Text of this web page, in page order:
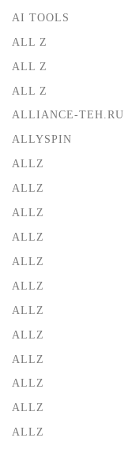
AI TOOLS
ALL Z
ALL Z
ALL Z
ALLIANCE-TEH.RU
ALLYSPIN
ALLZ
ALLZ
ALLZ
ALLZ
ALLZ
ALLZ
ALLZ
ALLZ
ALLZ
ALLZ
ALLZ
ALLZ